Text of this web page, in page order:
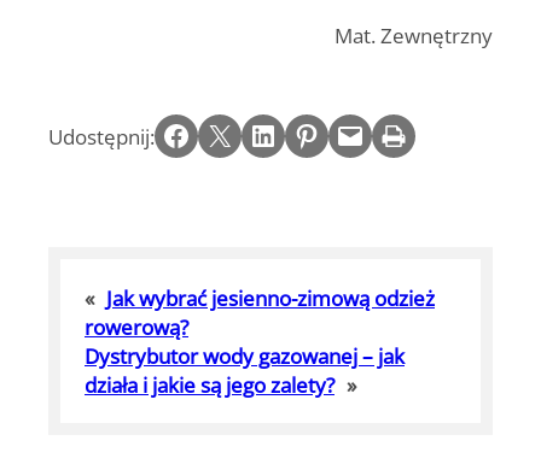
Mat. Zewnętrzny
Udostępnij: Share on Facebook Email this Page Share on LinkedIn Share on Pinterest Email this Page Print this Page
« Jak wybrać jesienno-zimową odzież
rowerową?
Dystrybutor wody gazowanej – jak
działa i jakie są jego zalety? »